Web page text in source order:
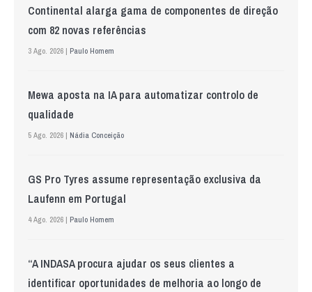
Continental alarga gama de componentes de direção
com 82 novas referências
3 Ago. 2026 | Paulo Homem
Mewa aposta na IA para automatizar controlo de
qualidade
5 Ago. 2026 | Nádia Conceição
GS Pro Tyres assume representação exclusiva da
Laufenn em Portugal
4 Ago. 2026 | Paulo Homem
“A INDASA procura ajudar os seus clientes a
identificar oportunidades de melhoria ao longo de